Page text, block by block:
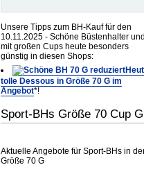
Unsere Tipps zum BH-Kauf für den
10.11.2025 - Schöne Büstenhalter und
mit großen Cups heute besonders
günstig in diesen Shops:
tolle Dessous in Größe 70 G im
Angebot*!
Sport-BHs Größe 70 Cup G
Aktuelle Angebote für Sport-BHs in
Größe 70 G